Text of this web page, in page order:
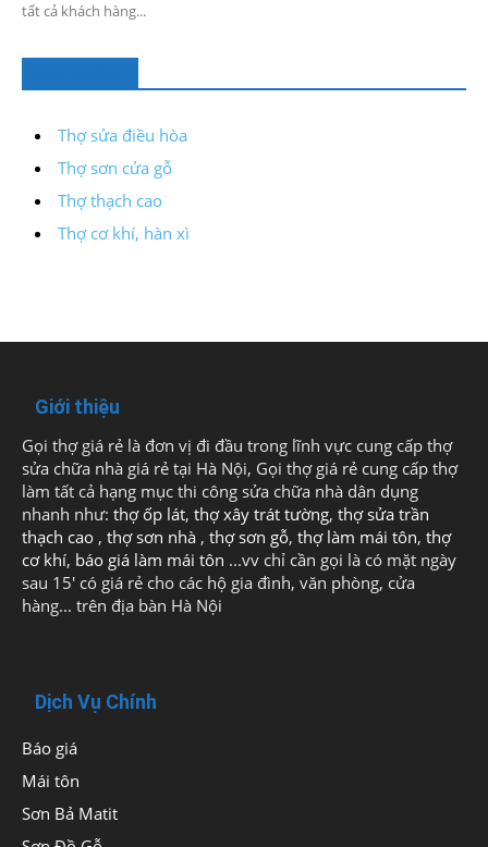
tất cả khách hàng...
Thợ sửa điều hòa
Thợ sơn cửa gỗ
Thợ thạch cao
Thợ cơ khí, hàn xì
Giới thiệu
Gọi thợ giá rẻ là đơn vị đi đầu trong lĩnh vực cung cấp thợ
sửa chữa nhà giá rẻ tại Hà Nội, Gọi thợ giá rẻ cung cấp thợ
làm tất cả hạng mục thi công sửa chữa nhà dân dụng
nhanh như: thợ ốp lát, thợ xây trát tường, thợ sửa trần
thạch cao , thợ sơn nhà , thợ sơn gỗ, thợ làm mái tôn, thợ
cơ khí, báo giá làm mái tôn ...vv chỉ cần gọi là có mặt ngày
sau 15' có giá rẻ cho các hộ gia đình, văn phòng, cửa
hàng... trên địa bàn Hà Nội
Dịch Vụ Chính
Báo giá
Mái tôn
Sơn Bả Matit